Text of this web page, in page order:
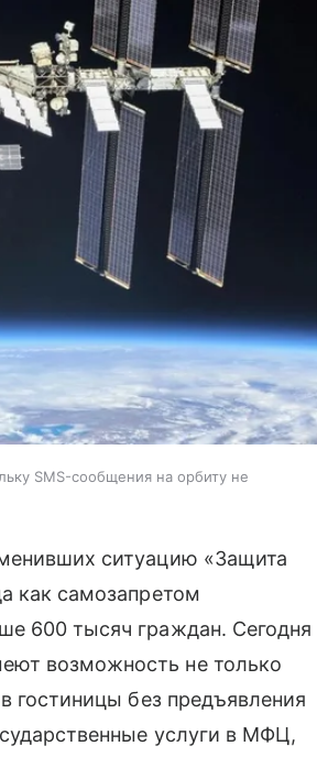
SMS-сообщения на орбиту не
ситуацию «Защита
как самозапретом
600 тысяч граждан. Сегодня
возможность не только
гостиницы без предъявления
услуги в МФЦ,